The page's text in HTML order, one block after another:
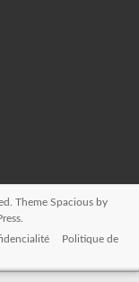
ThemeSpacious by
Politique de